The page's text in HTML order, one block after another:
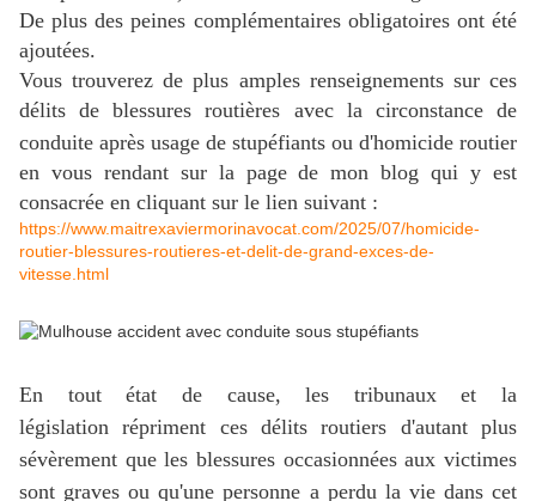
De plus des peines complémentaires obligatoires ont été
ajoutées.
Vous trouverez de plus amples renseignements sur ces
délits de blessures routières avec la circonstance de
conduite après usage de stupéfiants ou d'homicide routier
en vous rendant sur la page de mon blog qui y est
consacrée en cliquant sur le lien suivant :
https://www.maitrexaviermorinavocat.com/2025/07/homicide-
routier-blessures-routieres-et-delit-de-grand-exces-de-
vitesse.html
En tout état de cause, les tribunaux et la
législation répriment ces délits routiers d'autant plus
sévèrement que les blessures occasionnées aux victimes
sont graves ou qu'une personne a perdu la vie dans cet